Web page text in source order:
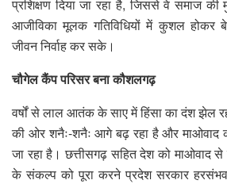
प्रशिक्षण दिया जा रहा है, जिससे वे समाज
आजीविका मूलक गतिविधियों में कुशल होकर
जीवन निर्वाह कर सके।
चौगेल कैंप परिसर बना कौशलगढ़
वर्षों से लाल आतंक के साए में हिंसा का दंश झेल
की ओर शनैः-शनैः आगे बढ़ रहा है और माओवाद
जा रहा है। छत्तीसगढ़ सहित देश को माओवाद
के संकल्प को पूरा करने प्रदेश सरकार